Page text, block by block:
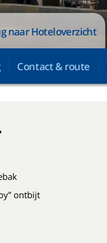
naar Hoteloverzicht
Contact & route
ontbijt